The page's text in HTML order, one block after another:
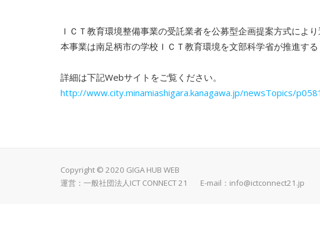
ＩＣＴ教育環境整備事業の受託業者を公募型企画提案方式により
本事業は南足柄市の学校ＩＣＴ教育環境を文部科学省が推進す
詳細は下記Webサイトをご覧ください。
http://www.city.minamiashigara.kanagawa.jp/newsTopics/
Copyright © 2020 GIGA HUB WEB
運営：一般社団法人ICT CONNECT 21 E-mail： info@ictconnect21.jp